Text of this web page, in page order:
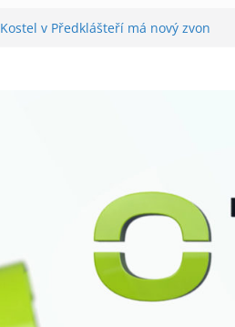
Kostel v Předklášteří má nový zvon